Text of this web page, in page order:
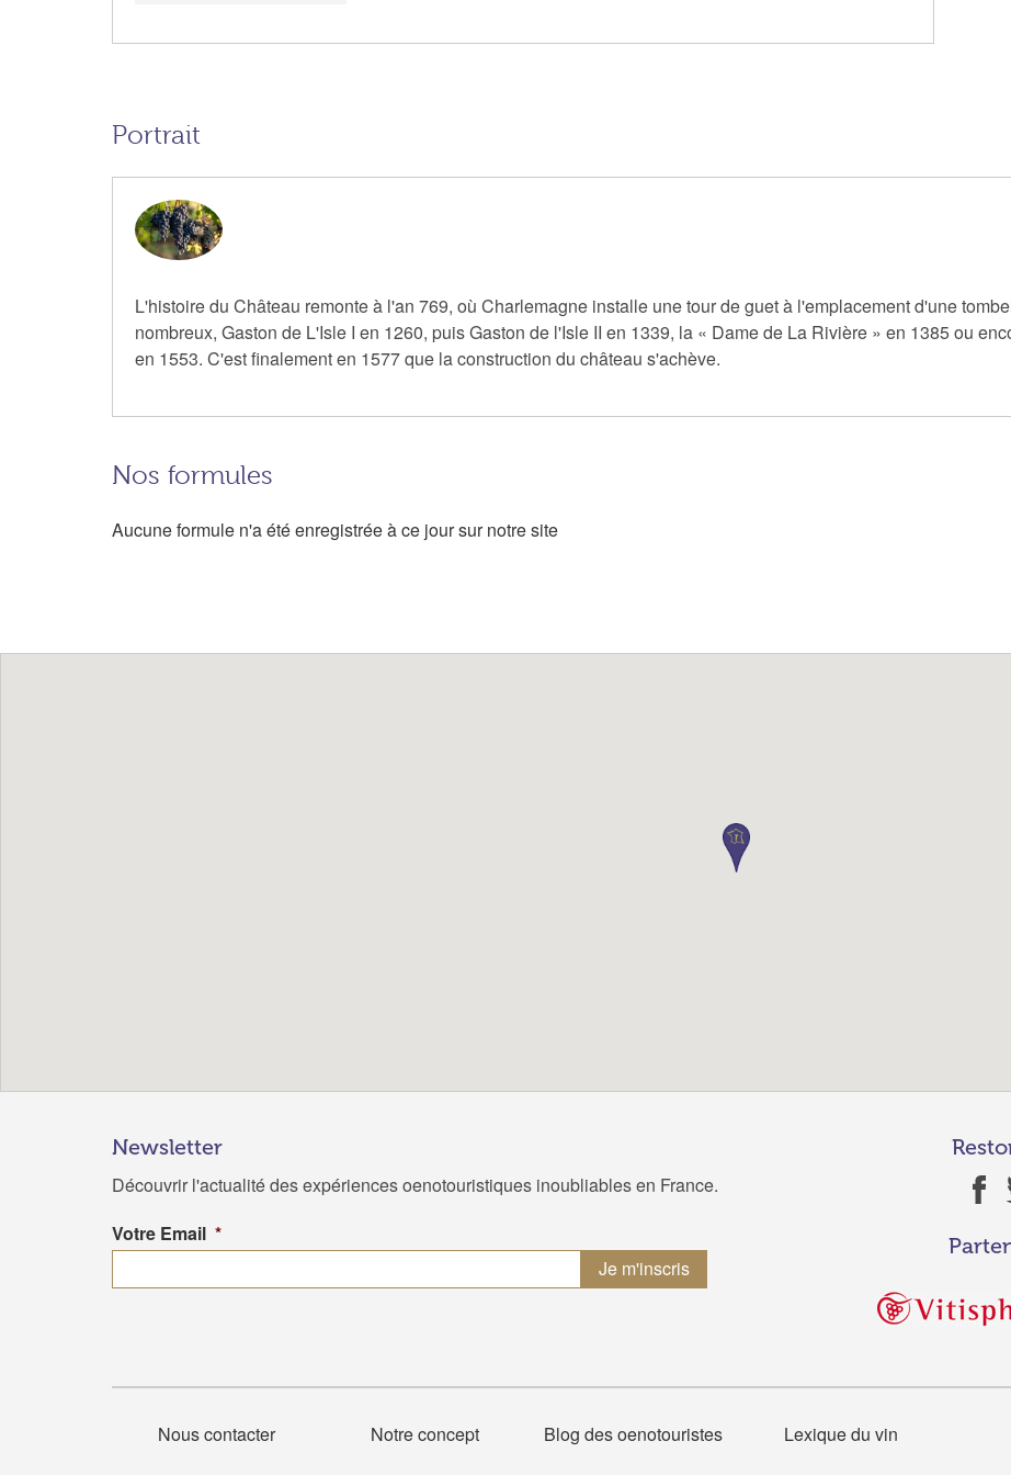
Portrait
L'histoire du Château remonte à l'an 769, où Charlemagne installe une tour de guet à l'emplacement d'une
nombreux, Gaston de L'Isle I en 1260, puis Gaston de l'Isle II en 1339, la « Dame de La Rivière » en 1385 ou
en 1553. C'est finalement en 1577 que la construction du château s'achève.
Nos formules
Aucune formule n'a été enregistrée à ce jour sur notre site
Newsletter
Découvrir l'actualité des expériences oenotouristiques inoubliables en France.
Votre Email *
Nous contacter Notre concept Blog des oenotouristes Lexique du vin